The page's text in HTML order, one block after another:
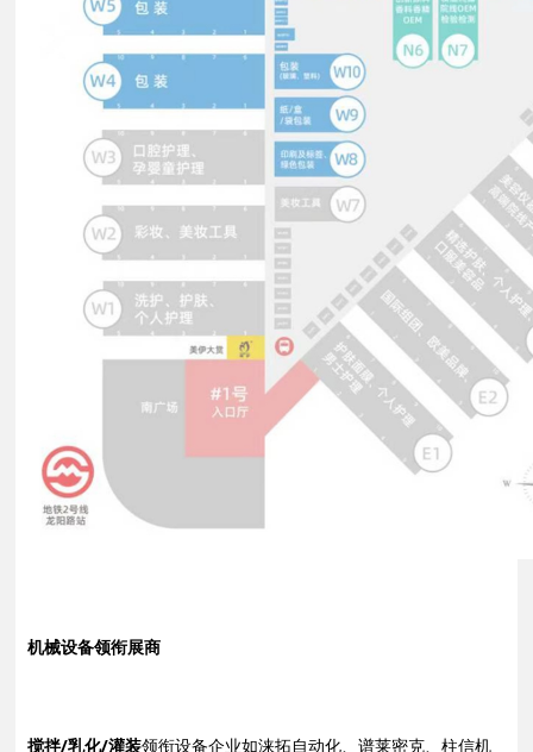
机械设备领衔展商
搅拌/乳化/灌装领衔设备企业如涞拓自动化、谱莱密克、柱信机